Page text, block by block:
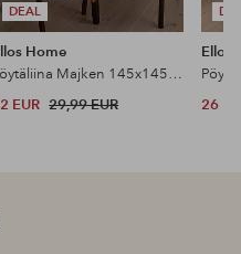
DEAL
Home
Pöytäliina Majken 145x145 cm
EUR 29,99 EUR
Ellos
26